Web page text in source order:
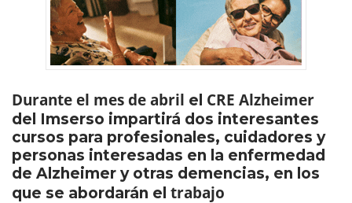
Durante el mes de abril el CRE Alzheimer
del Imserso impartirá dos interesantes
cursos para profesionales, cuidadores y
personas interesadas en la enfermedad
de Alzheimer y otras demencias, en los
que se abordarán el trabajo